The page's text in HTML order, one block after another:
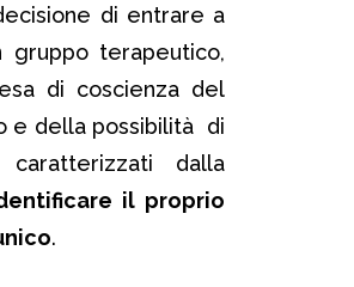
di entrare a
terapeutico,
di coscienza del
e della possibilità di
dalla
il proprio
.